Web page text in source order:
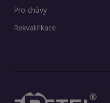
Pro chůvy
Rekvalifikace